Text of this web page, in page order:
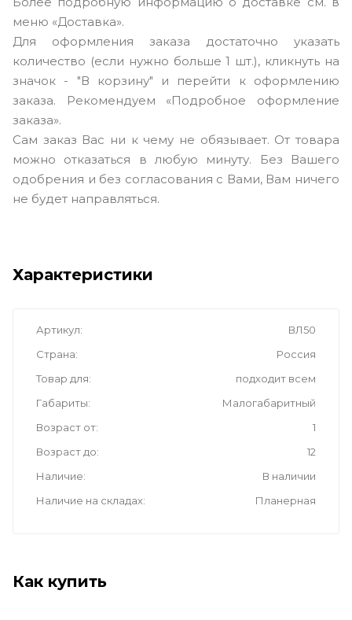
меню «Доставка».
Для оформления заказа достаточно указать
количество (если нужно больше 1 шт.), кликнуть на
значок - "В корзину" и перейти к оформлению
заказа. Рекомендуем «Подробное оформление
заказа».
Сам заказ Вас ни к чему не обязывает. От товара
можно отказаться в любую минуту. Без Вашего
одобрения и без согласования с Вами, Вам ничего
не будет направляться.
Характеристики
Артикул
ВЛ50
Страна
Россия
Товар для
подходит всем
Габариты
Малогабаритный
Возраст от
1
Возраст до
12
Наличие
В наличии
Наличие на складах
Планерная
Как купить